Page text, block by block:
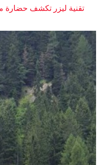
تقنية ليزر تكشف حضارة